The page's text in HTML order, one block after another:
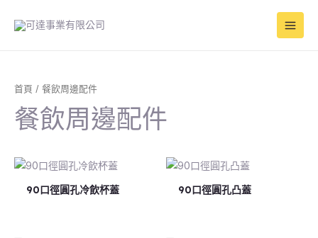
Main
首頁 / 餐飲周邊配件
餐飲周邊配件
90口徑圓孔冷飲杯蓋 90口徑圓孔凸蓋